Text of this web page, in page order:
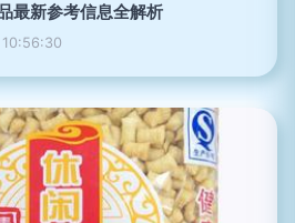
最新参考信息全解析